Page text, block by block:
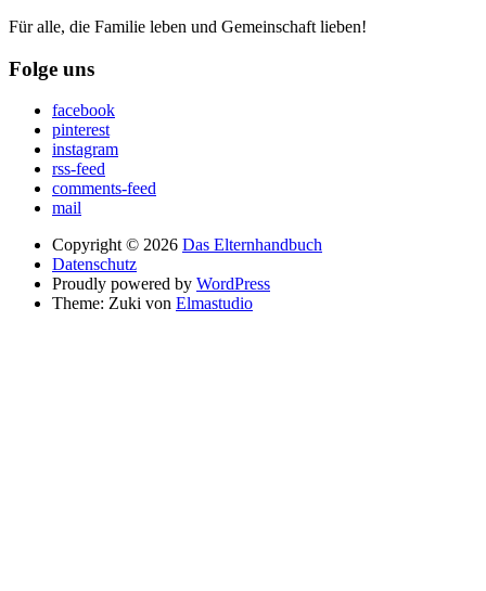
Für alle, die Familie leben und Gemeinschaft lieben!
Folge uns
facebook
pinterest
instagram
rss-feed
comments-feed
mail
Copyright © 2026 Das Elternhandbuch
Datenschutz
Proudly powered by WordPress
Theme: Zuki von Elmastudio